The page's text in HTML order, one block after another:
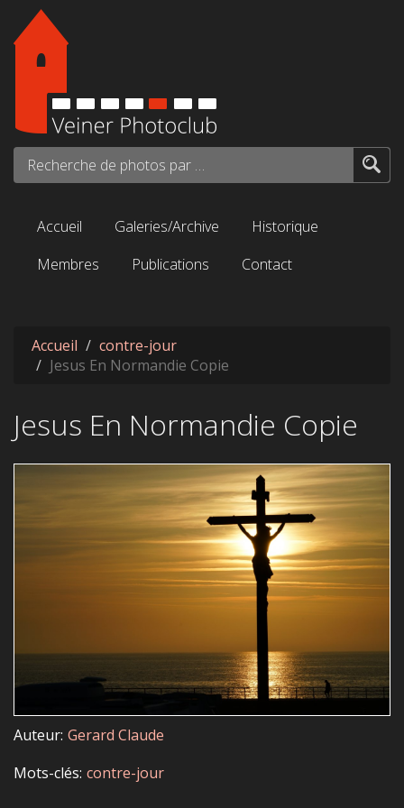
Aller au contenu principal
Recherche de photos par mots-clés...
Accueil Galeries/Archive
Historique
Membres
Publications Contact
Accueil
contre-jour
Jesus En Normandie Copie
Jesus En Normandie Copie
Auteur Gerard Claude
Mots-clés contre-jour